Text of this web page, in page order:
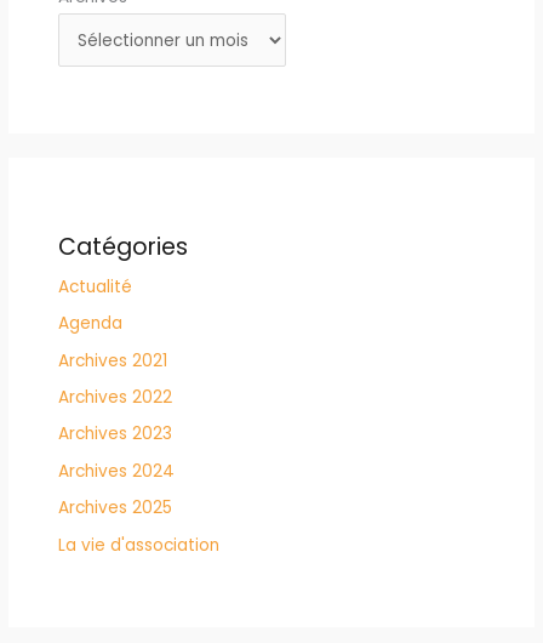
Catégories
Actualité
Agenda
Archives 2021
Archives 2022
Archives 2023
Archives 2024
Archives 2025
La vie d'association